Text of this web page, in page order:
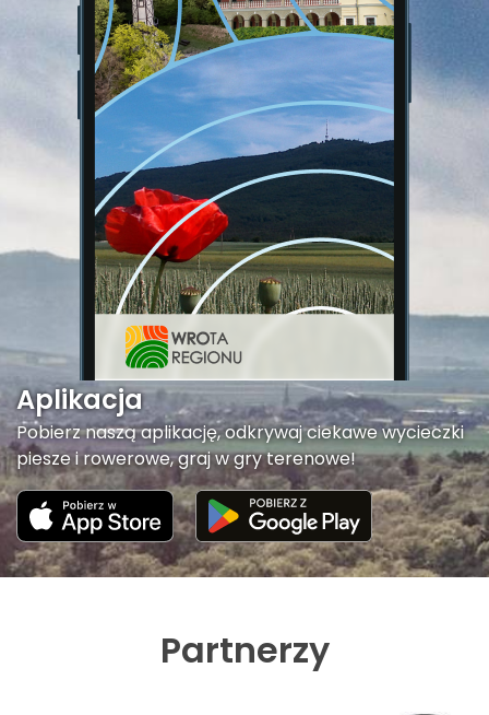
Aplikacja
Pobierz naszą aplikację, odkrywaj ciekawe wycieczki
piesze i rowerowe, graj w gry terenowe!
Partnerzy